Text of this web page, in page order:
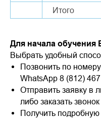
Итого
Для начала
Выбрать удобный
Позвонить по
WhatsApp 8 (812)
Отправить заявку в
либо заказать звонок
Получить подробную